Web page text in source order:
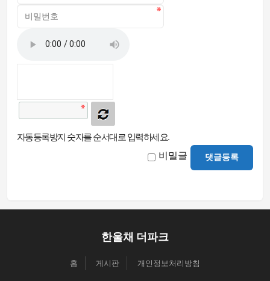
자동등록방지 숫자를 순서대로 입력하세요.
비밀글 댓글등록
한울채 더파크
홈 게시판 개인정보처리방침